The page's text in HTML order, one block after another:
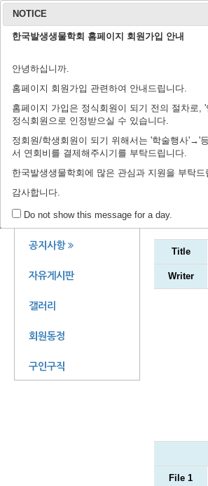
회장 인사말
학회 연혁
학회 회칙
연구윤리규정
임원 명단 학술지
편집
출판 윤
제44회 정기학
회원 공간
공지사항
자유게시판
갤러리
회원동정
구인구직
공지
Title
Writer
File 1
NOTICE
한국발생생물학회 홈페이지 회원가입 안내
안녕하십니까.
홈페이지 회원가입 관련하여 안내드립니다.
홈페이지 가입은 정식회원이 되기 전의 절차로,
정식회원으로 인정받으실 수 있습니다.
정회원/학생회원이 되기 위해서는 '학술행사'→'
서 연회비를 결제해주시기를 부탁드립니다.
한국발생생물학회에 많은 관심과 지원을 부탁드
감사합니다.
Do not show this message for a day.